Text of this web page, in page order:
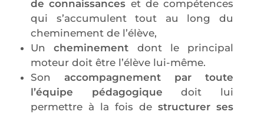
de connaissances et de compétences
qui s’accumulent tout au long du
cheminement de l’élève,
Uncheminement dont le principal
moteur doit être l’élève lui-même.
Sonaccompagnement par toute
l’équipe pédagogique doit lui
permettre à la fois de structurer ses